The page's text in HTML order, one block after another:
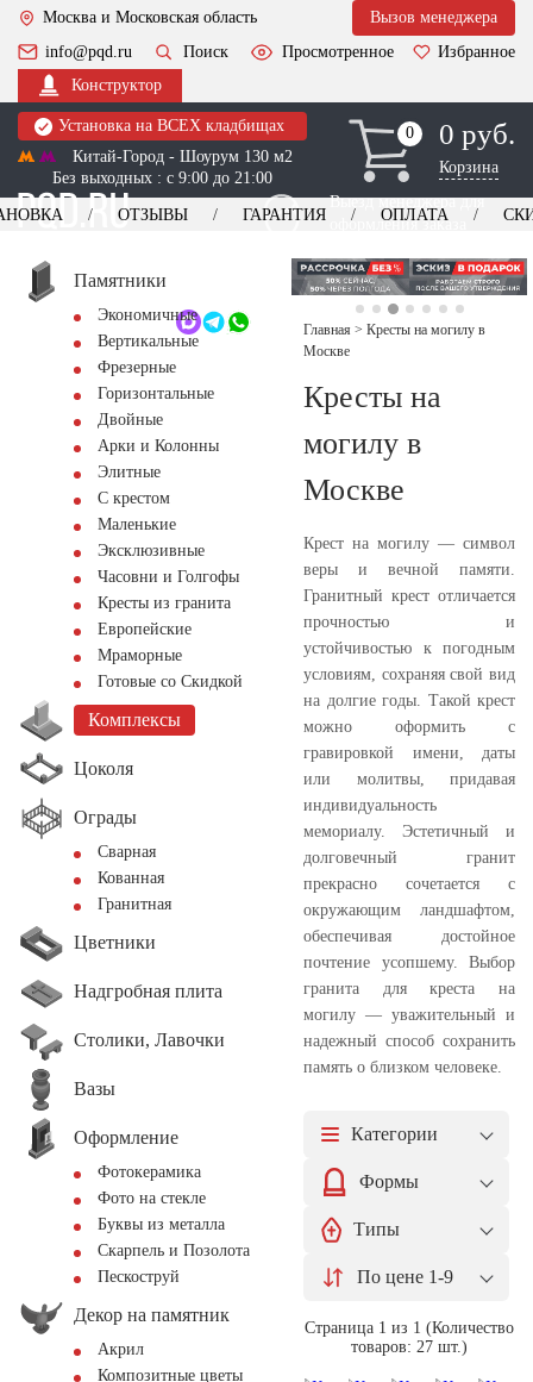
Москва и Московская область
Вызов менеджера
info@pqd.ru
Поиск Просмотренное
Избранное
Конструктор
Установка на ВСЕХ кладбищах
Китай-Город - Шоурум 130 м2
Без выходных : с 9:00 до 21:00
0
0 0 руб.
Корзина
Выезд менеджера для
оформления заказа
+7 (495) 518-44-23
Обратный звонок
ОТЗЫВЫ ГАРАНТИЯ ОПЛАТА
Памятники
Экономичные
Вертикальные
Фрезерные
Горизонтальные
Двойные
Арки и Колонны
Элитные
С крестом
Маленькие
Эксклюзивные
Часовни и Голгофы
Кресты из гранита
Европейские
Мраморные
Готовые со Скидкой
Комплексы
Цоколя
Ограды
Сварная
Кованная
Гранитная
Цветники
Надгробная плита
Столики, Лавочки
Вазы
Оформление
Фотокерамика
Фото на стекле
Буквы из металла
Скарпель и Позолота
Пескоструй
Декор на памятник
Акрил
Композитные цветы
Главная > Кресты на могилу в
Москве
Кресты на
могилу в
Москве
Крест на могилу — символ
веры и вечной памяти.
Гранитный крест отличается
прочностью и
устойчивостью к погодным
условиям, сохраняя свой вид
на долгие годы. Такой крест
можно оформить с
гравировкой имени, даты
или молитвы, придавая
индивидуальность
мемориалу. Эстетичный и
долговечный гранит
прекрасно сочетается с
окружающим ландшафтом,
обеспечивая достойное
почтение усопшему. Выбор
гранита для креста на
могилу — уважительный и
надежный способ сохранить
память о близком человеке.
Категории
Формы
Типы
По цене 1-9
Страница 1 из 1 (Количество
товаров: 27 шт.)